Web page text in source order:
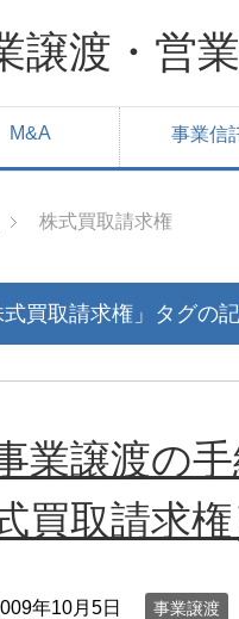
譲渡・営
M&A 事業信
株式買取請求権
式買取請求権」タグの
業譲渡の
買取請求権
年10月5日 事業譲渡